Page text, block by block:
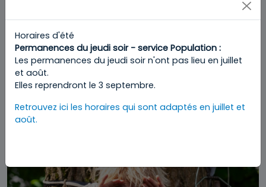
Divers
Mini Fiesta PARK POETIK 2026 - Parc de
Forest
ven 21/08 - 16:00
Horaires d'été
Permanences du jeudi soir - service Population :
Les permanences du jeudi soir n'ont pas lieu en juillet
et août.
Elles reprendront le 3 septembre.
Retrouvez ici les horaires qui sont adaptés en juillet et
août.